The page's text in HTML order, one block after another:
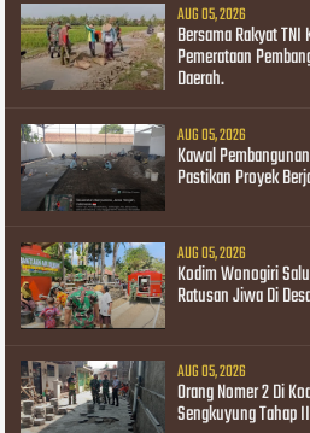
AUG 05, 2026
Bersama Rakyat
Pemerataan
Daerah.
AUG 05, 2026
Kawal
Pastikan Proyek
AUG 05, 2026
Kodim Wonogiri
Ratusan Jiwa Di
AUG 05, 2026
Orang Nomer 2 Di
Sengkuyung Tahap